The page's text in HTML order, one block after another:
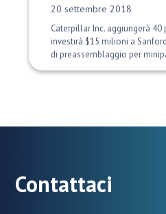
Data di pubblicazione:
20 settembre 2018
Caterpillar Inc. aggiungerà
investirà $15 milioni a
di preassemblaggio per
Contattaci